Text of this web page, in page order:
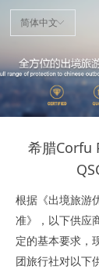
首页
申请指南
优质商户
最新动态
公示公告
ꀅ
简体中文
希腊Corfu
根据《出境旅游
准》，以下供应
定的基本要求，
团旅行社对以下